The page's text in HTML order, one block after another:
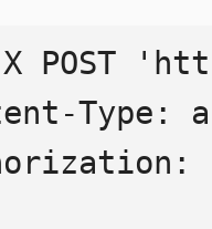
POST